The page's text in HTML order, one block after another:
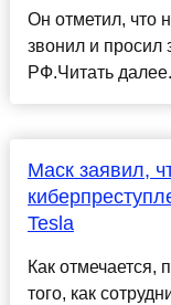
Он отметил, что
звонил и просил
РФ.Читать
Маск заявил,
Tesla
Как отмечается,
того, как